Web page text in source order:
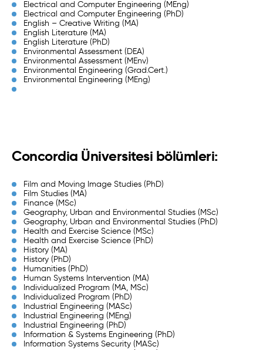
Electrical and Computer Engineering (MEng)
Electrical and Computer Engineering (PhD)
English – Creative Writing (MA)
English Literature (MA)
English Literature (PhD)
Environmental Assessment (DEA)
Environmental Assessment (MEnv)
Environmental Engineering (Grad.Cert.)
Environmental Engineering (MEng)
Concordia Üniversitesi bölümleri:
Film and Moving Image Studies (PhD)
Film Studies (MA)
Finance (MSc)
Geography, Urban and Environmental Studies (MSc)
Geography, Urban and Environmental Studies (PhD)
Health and Exercise Science (MSc)
Health and Exercise Science (PhD)
History (MA)
History (PhD)
Humanities (PhD)
Human Systems Intervention (MA)
Individualized Program (MA, MSc)
Individualized Program (PhD)
Industrial Engineering (MASc)
Industrial Engineering (MEng)
Industrial Engineering (PhD)
Information & Systems Engineering (PhD)
Information Systems Security (MASc)